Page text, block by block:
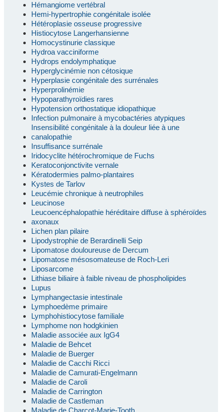
Hémangiome vertébral
Hemi-hypertrophie congénitale isolée
Hétéroplasie osseuse progressive
Histiocytose Langerhansienne
Homocystinurie classique
Hydroa vacciniforme
Hydrops endolymphatique
Hyperglycinémie non cétosique
Hyperplasie congénitale des surrénales
Hyperprolinémie
Hypoparathyroïdies rares
Hypotension orthostatique idiopathique
Infection pulmonaire à mycobactéries atypiques
Insensibilité congénitale à la douleur liée à une
canalopathie
Insuffisance surrénale
Iridocyclite hétérochromique de Fuchs
Keratoconjonctivite vernale
Kératodermies palmo-plantaires
Kystes de Tarlov
Leucémie chronique à neutrophiles
Leucinose
Leucoencéphalopathie héréditaire diffuse à sphéroïdes
axonaux
Lichen plan pilaire
Lipodystrophie de Berardinelli Seip
Lipomatose douloureuse de Dercum
Lipomatose mésosomateuse de Roch-Leri
Liposarcome
Lithiase biliaire à faible niveau de phospholipides
Lupus
Lymphangectasie intestinale
Lymphoedème primaire
Lymphohistiocytose familiale
Lymphome non hodgkinien
Maladie associée aux IgG4
Maladie de Behcet
Maladie de Buerger
Maladie de Cacchi Ricci
Maladie de Camurati-Engelmann
Maladie de Caroli
Maladie de Carrington
Maladie de Castleman
Maladie de Charcot-Marie-Tooth